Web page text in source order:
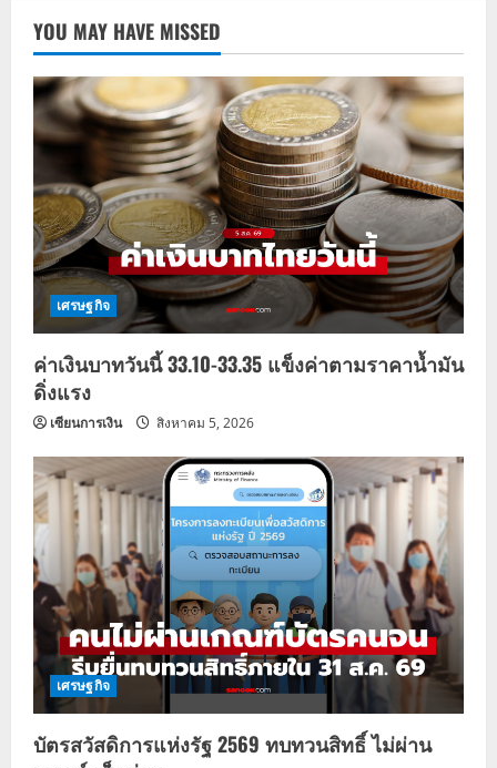
YOU MAY HAVE MISSED
เศรษฐกิจ
ค่าเงินบาทวันนี้ 33.10-33.35 แข็งค่าตามราคาน้ำมัน
ดิ่งแรง
เซียนการเงิน สิงหาคม 5, 2026
เศรษฐกิจ
บัตรสวัสดิการแห่งรัฐ 2569 ทบทวนสิทธิ์ ไม่ผ่าน